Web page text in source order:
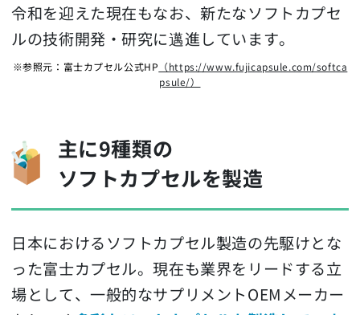
令和を迎えた現在もなお、新たなソフトカプセ
ルの技術開発・研究に邁進しています。
※参照元：富士カプセル公式HP （https://www.fujicapsule.com/softca
psule/）
主に9種類の
ソフトカプセルを製造
日本におけるソフトカプセル製造の先駆けとな
った富士カプセル。現在も業界をリードする立
場として、一般的なサプリメントOEMメーカー